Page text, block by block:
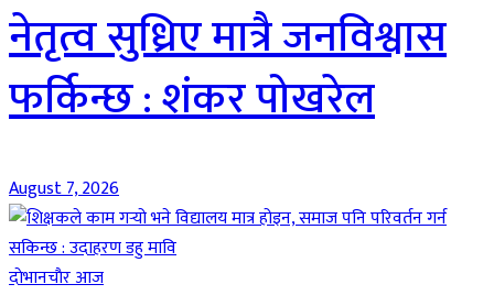
नेतृत्व सुध्रिए मात्रै जनविश्वास
फर्किन्छ : शंकर पोखरेल
August 7, 2026
दाेभानचाैर आज